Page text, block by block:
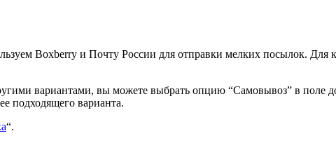
Boxberry и Почту России для отправки мелких посылок. Для
вариантами, вы можете выбрать опцию “Самовывоз” в поле
подходящего варианта.
“.